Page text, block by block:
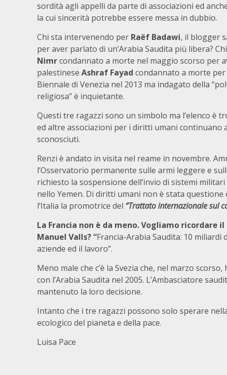
sordità agli appelli da parte di associazioni ed
la cui sincerità potrebbe essere messa in dubbio.
Chi sta intervenendo per Raëf Badawi, il blogger
per aver parlato di un’Arabia Saudita più libera?
Nimrcondannato a morte nel maggio scorso per
palestinese Ashraf Fayad condannato a morte per
Biennale di Venezia nel 2013 ma indagato della
religiosa” è inquietante.
Questi tre ragazzi sono un simbolo ma l’elenco è
ed altre associazioni per i diritti umani continuano
sconosciuti.
Renzi è andato in visita nel reame in novembre.
l’Osservatorio permanente sulle armi leggere e
richiesto la sospensione dell’invio di sistemi
nello Yemen. Di diritti umani non è stata
l’Italia la promotrice del “Trattato internazionale sul
La Francia non è da meno. Vogliamo
Manuel Valls? “Francia-Arabia Saudita: 10
aziende ed il lavoro”.
Meno male che c’è la Svezia che, nel marzo
con l’Arabia Saudita nel 2005. L’Ambasciatore
mantenuto la loro decisione.
Intanto che i tre ragazzi possono solo sperare
ecologico del pianeta e della pace.
Luisa Pace